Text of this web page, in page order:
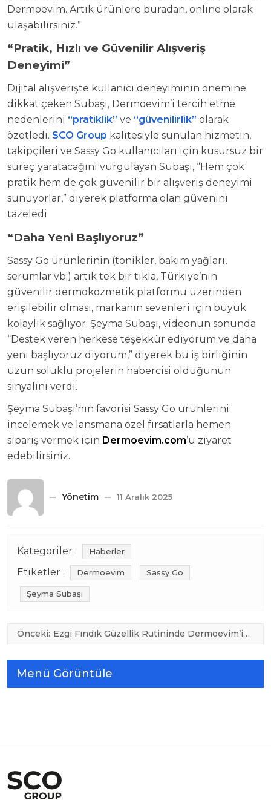
Dermoevim. Artık ürünlere buradan, online olarak
ulaşabilirsiniz.”
“Pratik, Hızlı ve Güvenilir Alışveriş
Deneyimi”
Dijital alışverişte kullanıcı deneyiminin önemine
dikkat çeken Subaşı, Dermoevim’i tercih etme
nedenlerini “pratiklik” ve “güvenilirlik” olarak
özetledi. SCO Group kalitesiyle sunulan hizmetin,
takipçileri ve Sassy Go kullanıcıları için kusursuz bir
süreç yaratacağını vurgulayan Subaşı, “Hem çok
pratik hem de çok güvenilir bir alışveriş deneyimi
sunuyorlar,” diyerek platforma olan güvenini
tazeledi.
“Daha Yeni Başlıyoruz”
Sassy Go ürünlerinin (tonikler, bakım yağları,
serumlar vb.) artık tek bir tıkla, Türkiye’nin
güvenilir dermokozmetik platformu üzerinden
erişilebilir olması, markanın sevenleri için büyük
kolaylık sağlıyor. Şeyma Subaşı, videonun sonunda
“Destek veren herkese teşekkür ediyorum ve daha
yeni başlıyoruz diyorum,” diyerek bu iş birliğinin
uzun soluklu projelerin habercisi olduğunun
sinyalini verdi.
Şeyma Subaşı’nın favorisi Sassy Go ürünlerini
incelemek ve lansmana özel fırsatlarla hemen
sipariş vermek için Dermoevim.com’u ziyaret
edebilirsiniz.
Yönetim 11 Aralık 2025
Kategoriler : Haberler
Etiketler : Dermoevim Sassy Go
Şeyma Subaşı
Yazı
gezinmesi
Önceki: Ezgi Fındık Güzellik Rutininde Dermoevim’i
Menü Görüntüle